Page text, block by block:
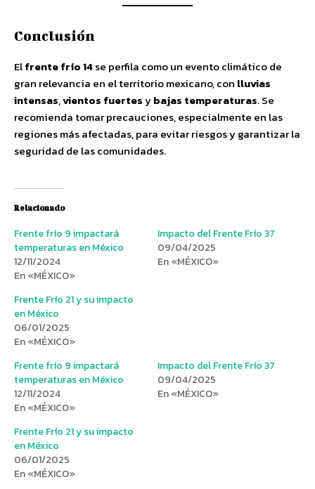
Conclusión
Elfrente frío 14se perfila como un evento climático de
gran relevancia en el territorio mexicano, con lluvias
intensas,vientos fuertesybajas temperaturas. Se
recomienda tomar precauciones, especialmente en las
regiones más afectadas, para evitar riesgos y garantizar la
seguridad de las comunidades.
Relacionado
Frente frío 9 impactará
temperaturas en México
12/11/2024
En «MÉXICO»
Impacto del Frente Frío 37
09/04/2025
En «MÉXICO»
Frente Frío 21 y su impacto
en México
06/01/2025
En «MÉXICO»
Frente frío 9 impactará
temperaturas en México
12/11/2024
En «MÉXICO»
Impacto del Frente Frío 37
09/04/2025
En «MÉXICO»
Frente Frío 21 y su impacto
en México
06/01/2025
En «MÉXICO»